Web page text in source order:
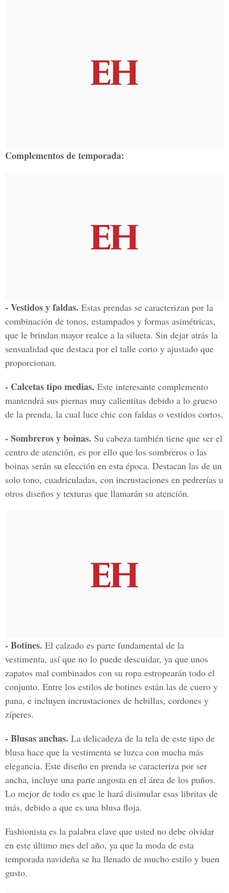
Complementos de temporada:
- Vestidos y faldas. Estas prendas se caracterizan por la
combinación de tonos, estampados y formas asimétricas,
que le brindan mayor realce a la silueta. Sin dejar atrás la
sensualidad que destaca por el talle corto y ajustado que
proporcionan.
- Calcetas tipo medias. Este interesante complemento
mantendrá sus piernas muy calientitas debido a lo grueso
de la prenda, la cual luce chic con faldas o vestidos cortos.
- Sombreros y boinas. Su cabeza también tiene que ser el
centro de atención, es por ello que los sombreros o las
boinas serán su elección en esta época. Destacan las de un
solo tono, cuadriculadas, con incrustaciones en pedrerías u
otros diseños y texturas que llamarán su atención.
- Botines. El calzado es parte fundamental de la
vestimenta, así que no lo puede descuidar, ya que unos
zapatos mal combinados con su ropa estropearán todo el
conjunto. Entre los estilos de botines están las de cuero y
pana, e incluyen incrustaciones de hebillas, cordones y
zíperes.
- Blusas anchas. La delicadeza de la tela de este tipo de
blusa hace que la vestimenta se luzca con mucha más
elegancia. Este diseño en prenda se caracteriza por ser
ancha, incluye una parte angosta en el área de los puños.
Lo mejor de todo es que le hará disimular esas libritas de
más, debido a que es una blusa floja.
Fashionista es la palabra clave que usted no debe olvidar
en este último mes del año, ya que la moda de esta
temporada navideña se ha llenado de mucho estilo y buen
gusto.